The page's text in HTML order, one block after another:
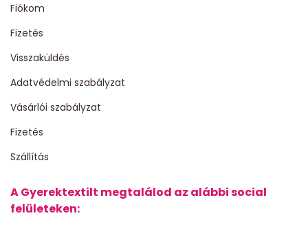
Fiókom
Fizetés
Visszaküldés
Adatvédelmi szabályzat
Vásárlói szabályzat
Fizetés
Szállítás
A Gyerektextilt megtalálod az alábbi social
felületeken: